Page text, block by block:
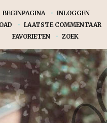
BEGINPAGINA • INLOGGEN
• LAATSTE COMMENTAAR
FAVORIETEN
• ZOEK